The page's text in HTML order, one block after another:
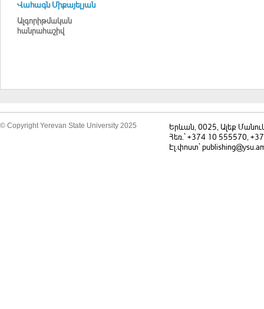
Վահագն Միքայելյան
Ալգորիթմական
հանրահաշիվ
© Copyright Yerevan State University 2025
Երևան, 0025, Ալեք
Հեռ.` +374 10 555570,
Էլ.փոստ`